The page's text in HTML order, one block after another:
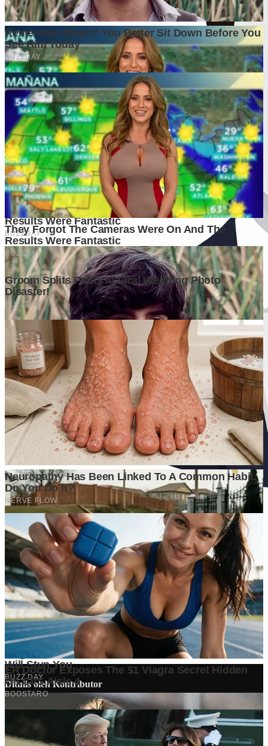
Ditulis olehKontributor
Penyuka detail yang percaya bahwa setiap tulisan punya nyawa.
Bertugas merangkai ide menjadi cerita yang mengalir, memastikan
setiap titik dan koma berada di tempat yang tepat untuk kenyamanan
membacamu